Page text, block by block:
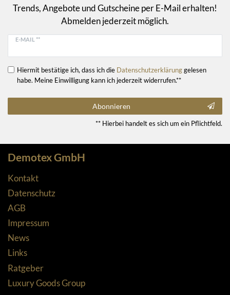
Trends, Angebote und Gutscheine per E-Mail erhalten!
Abmelden jederzeit möglich.
E-MAIL **
Hiermit bestätige ich, dass ich die Daten­schutz­erklärunggelesen
habe. Meine Einwilligung kann ich jederzeit widerrufen.**
Abonnieren
** Hierbei handelt es sich um ein Pflichtfeld.
Demotex GmbH
Kontakt
Datenschutz
AGB
Impressum
News
Links
Ratgeber
Luxury Goods Group